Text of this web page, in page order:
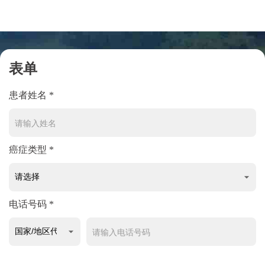
表单
患者姓名 *
癌症类型 *
电话号码 *